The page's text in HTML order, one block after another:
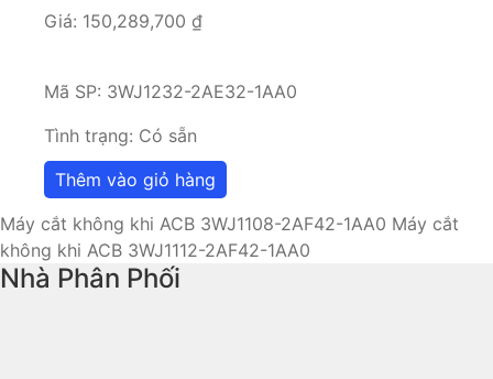
Giá: 150,289,700 ₫
Mã SP: 3WJ1232-2AE32-1AA0
Tình trạng: Có sẵn
Thêm vào giỏ hàng
Máy cắt không khi ACB 3WJ1108-2AF42-1AA0 Máy cắt
không khi ACB 3WJ1112-2AF42-1AA0
Nhà Phân Phối